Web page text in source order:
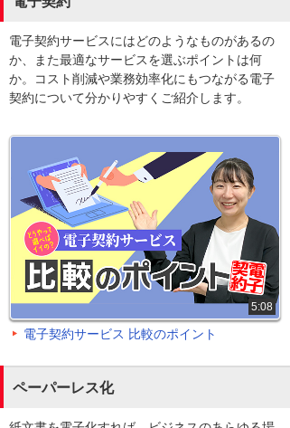
電子契約サービスにはどのようなものがあるの
か、また最適なサービスを選ぶポイントは何
か。コスト削減や業務効率化にもつながる電子
契約について分かりやすくご紹介します。
5:08
電子契約サービス 比較のポイント
ペーパーレス化